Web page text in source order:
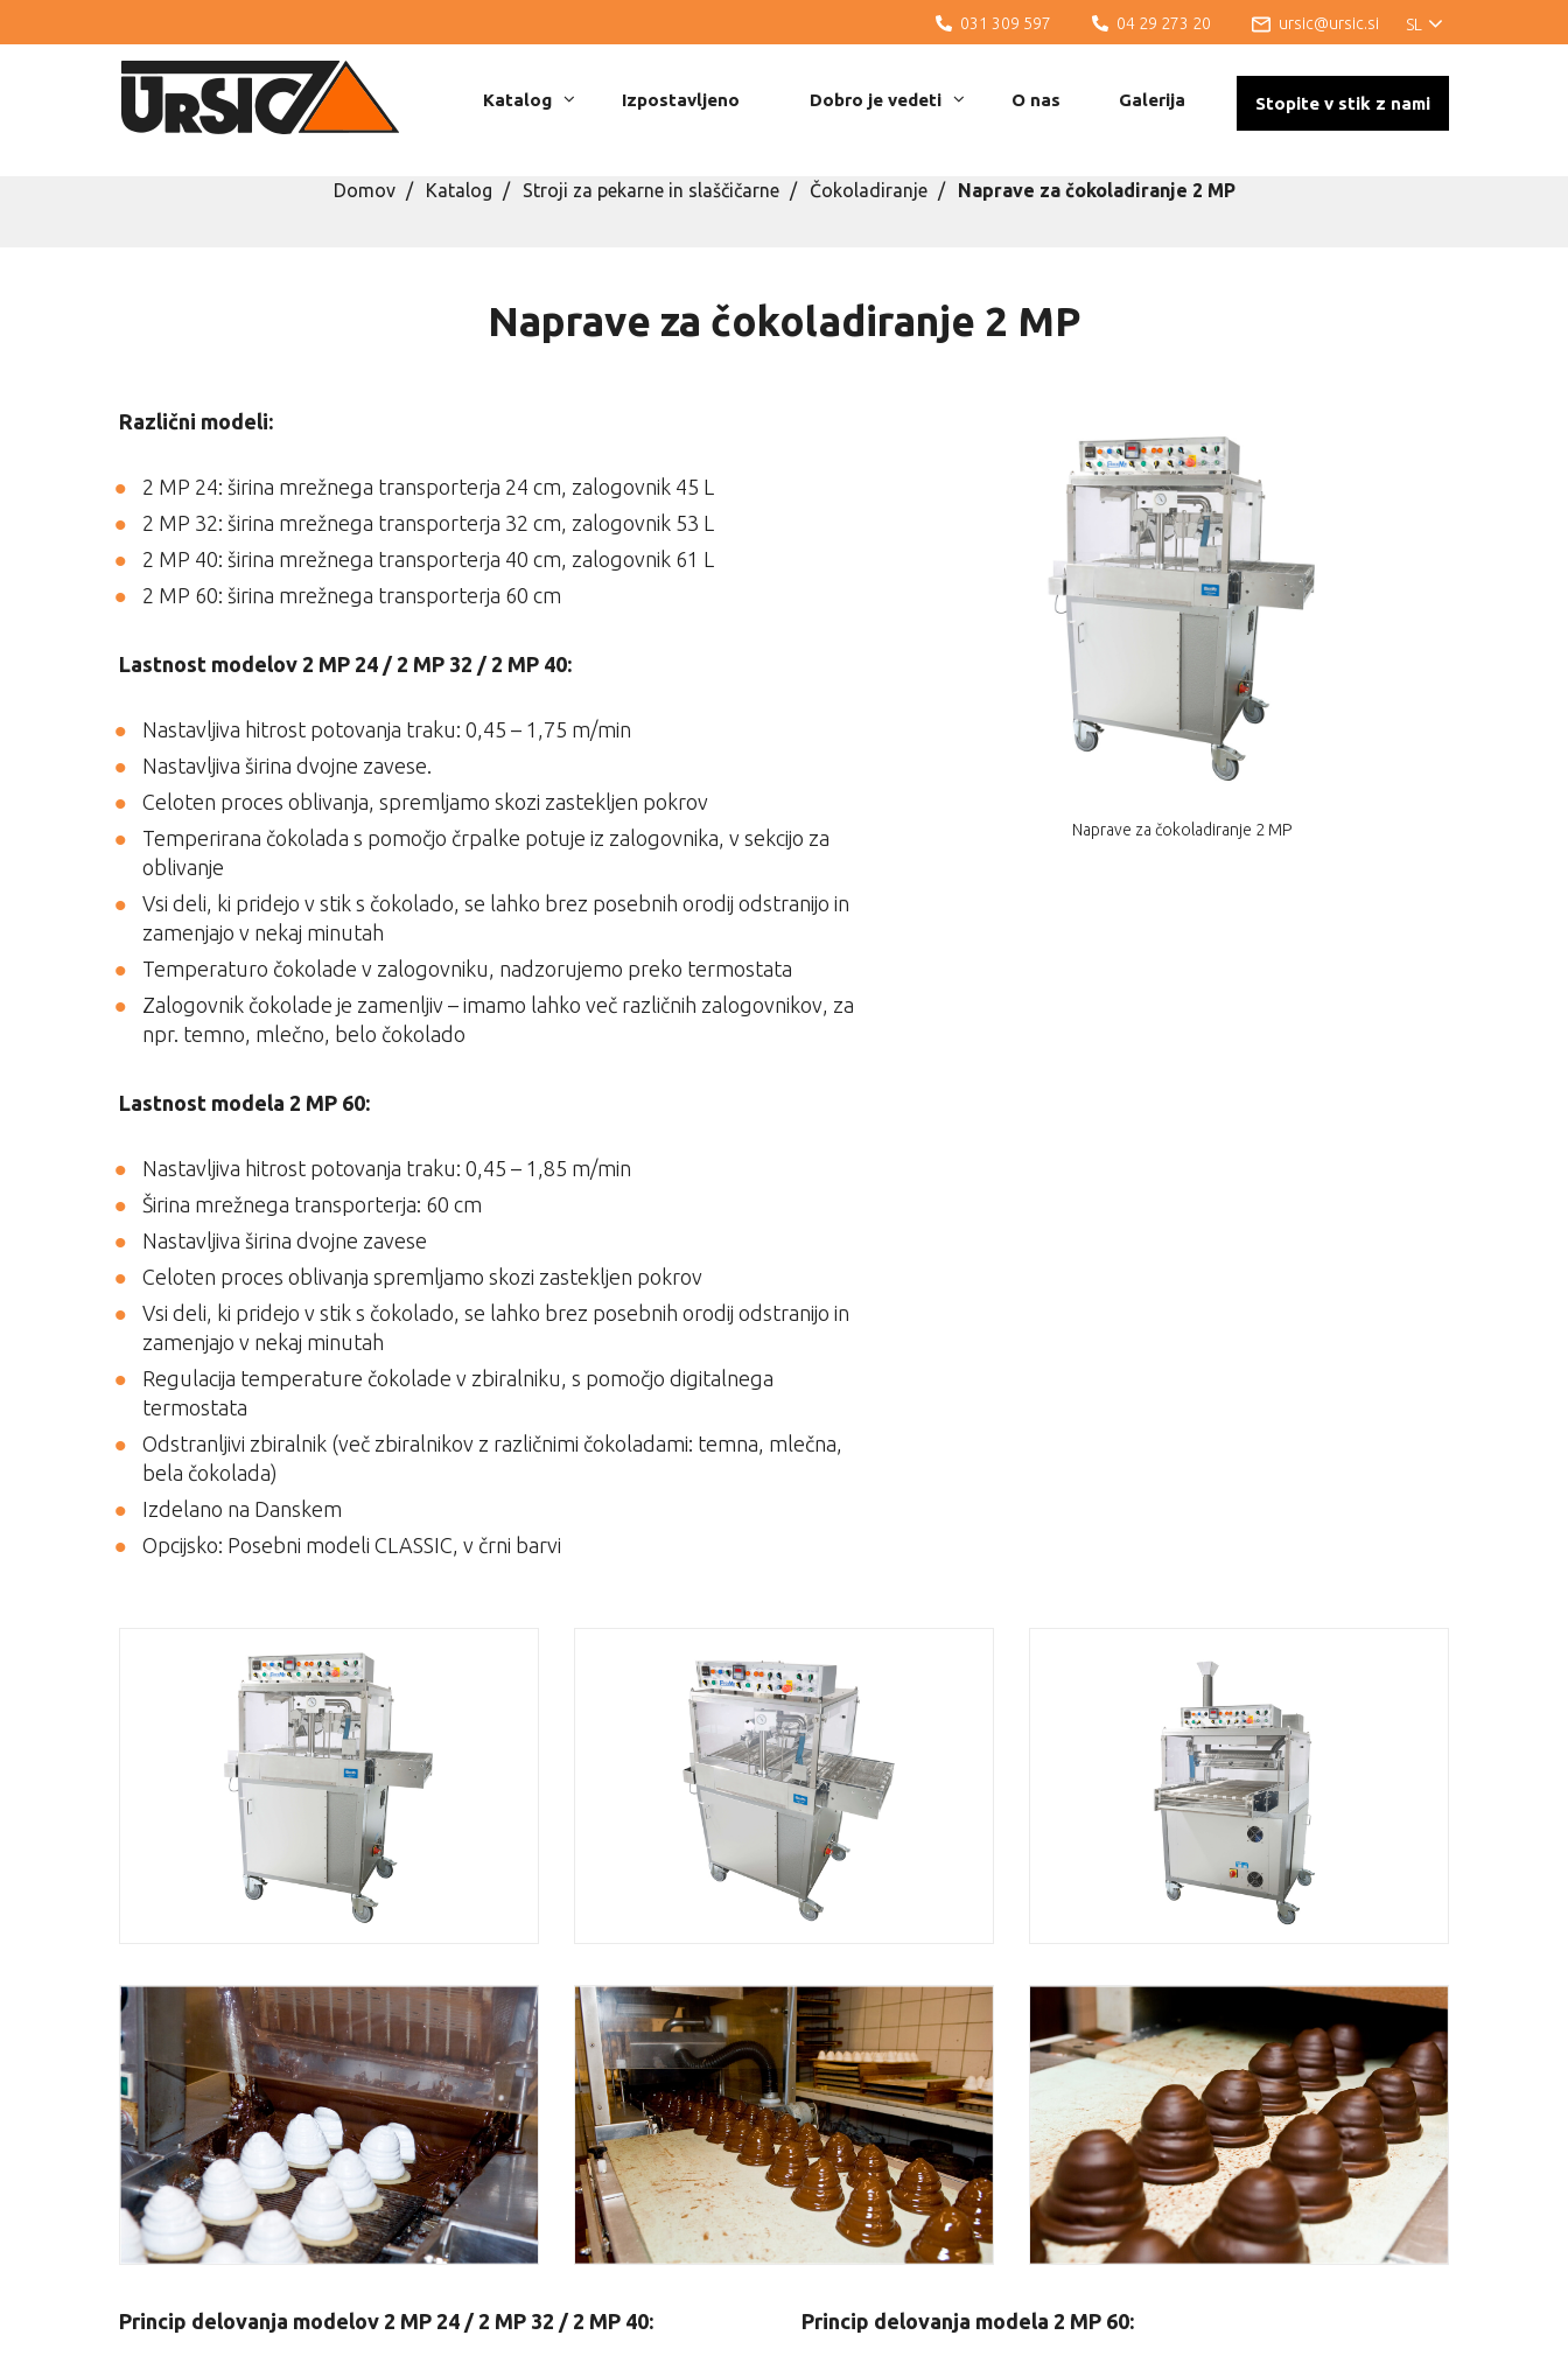
SL
ursic@ursic.si
04 29 273 20
031 309 597
Stopite v stik z nami
Katalog Izpostavljeno Dobro je vedeti O nas Galerija
Domov Katalog Stroji za pekarne in slaščičarne Čokoladiranje Naprave za čokoladiranje 2 MP
Naprave za čokoladiranje 2 MP
Različni modeli:
2 MP 24: širina mrežnega transporterja 24 cm, zalogovnik 45 L
2 MP 32: širina mrežnega transporterja 32 cm, zalogovnik 53 L
2 MP 40: širina mrežnega transporterja 40 cm, zalogovnik 61 L
2 MP 60: širina mrežnega transporterja 60 cm
Lastnost modelov 2 MP 24 / 2 MP 32 / 2 MP 40:
Nastavljiva hitrost potovanja traku: 0,45 – 1,75 m/min
Nastavljiva širina dvojne zavese.
Celoten proces oblivanja, spremljamo skozi zastekljen pokrov
Temperirana čokolada s pomočjo črpalke potuje iz zalogovnika, v sekcijo za
oblivanje
Vsi deli, ki pridejo v stik s čokolado, se lahko brez posebnih orodij odstranijo in
zamenjajo v nekaj minutah
Temperaturo čokolade v zalogovniku, nadzorujemo preko termostata
Zalogovnik čokolade je zamenljiv – imamo lahko več različnih zalogovnikov, za
npr. temno, mlečno, belo čokolado
Lastnost modela 2 MP 60:
Nastavljiva hitrost potovanja traku: 0,45 – 1,85 m/min
Širina mrežnega transporterja: 60 cm
Nastavljiva širina dvojne zavese
Celoten proces oblivanja spremljamo skozi zastekljen pokrov
Vsi deli, ki pridejo v stik s čokolado, se lahko brez posebnih orodij odstranijo in
zamenjajo v nekaj minutah
Regulacija temperature čokolade v zbiralniku, s pomočjo digitalnega
termostata
Odstranljivi zbiralnik (več zbiralnikov z različnimi čokoladami: temna, mlečna,
bela čokolada)
Izdelano na Danskem
Opcijsko: Posebni modeli CLASSIC, v črni barvi
Naprave za čokoladiranje 2 MP
Princip delovanja modelov 2 MP 24 / 2 MP 32 / 2 MP 40: Princip delovanja modela 2 MP 60: